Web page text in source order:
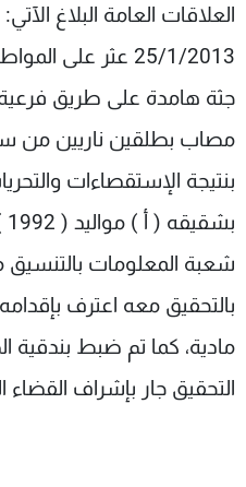
جثة هامدة على طريق
مصاب بطلقين ناريين من
بنتيجة الإستقصاءات
شعبة المعلومات بالتنسيق
بالتحقيق معه اعترف
مادية، كما تم ضبط بندقية
التحقيق جار بإشراف
الإنـتـاج
لاعلاناتكم